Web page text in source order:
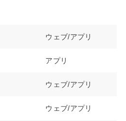
ウェブ/アプリ
アプリ
ウェブ/アプリ
ウェブ/アプリ